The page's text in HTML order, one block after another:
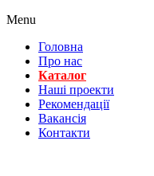
Menu
Головна
Про нас
Каталог
Нашi проекти
Рекомендації
Вакансiя
Контакти